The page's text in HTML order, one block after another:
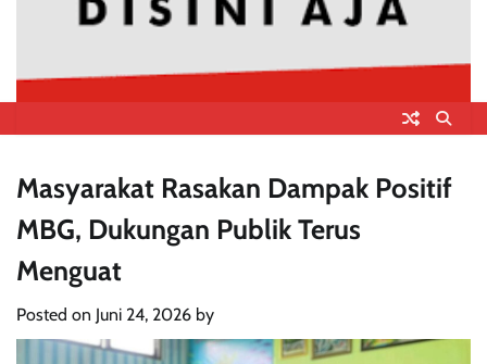
Masyarakat Rasakan Dampak Positif
MBG, Dukungan Publik Terus
Menguat
Posted on Juni 24, 2026 by